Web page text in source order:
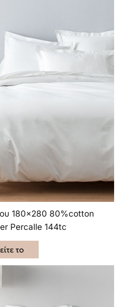
180×280 80%cotton
Percalle 144tc
το